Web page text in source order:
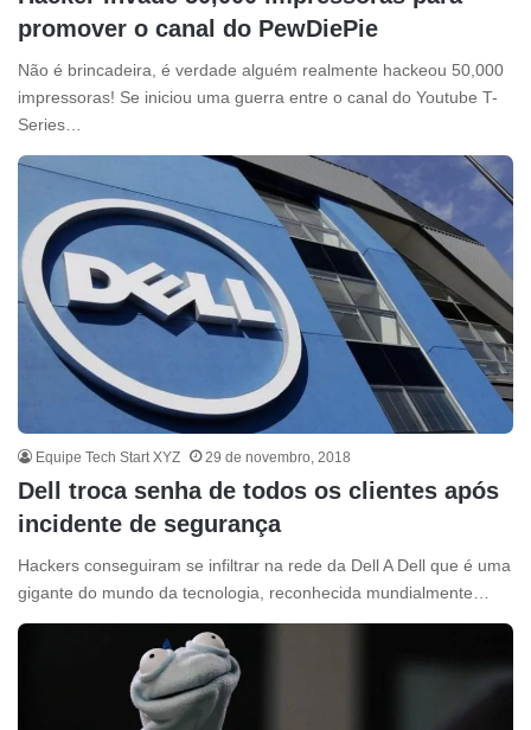
promover o canal do PewDiePie
Não é brincadeira, é verdade alguém realmente hackeou 50,000
impressoras! Se iniciou uma guerra entre o canal do Youtube T-
Series…
Equipe Tech Start XYZ 29 de novembro, 2018
Dell troca senha de todos os clientes após
incidente de segurança
Hackers conseguiram se infiltrar na rede da Dell A Dell que é uma
gigante do mundo da tecnologia, reconhecida mundialmente…